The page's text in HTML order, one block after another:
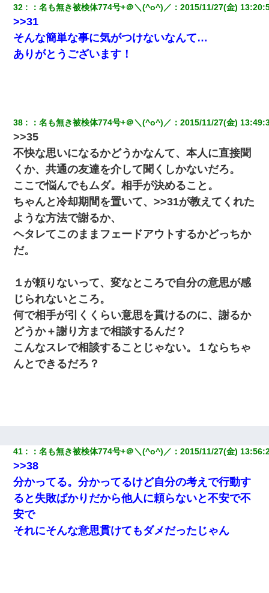
32 ：名も無き被検体774号+＠＼(^o^)／ ：2015/11/27(金)
>>31
そんな簡単な事に気がつけないなんて…
ありがとうございます！
38 ：名も無き被検体774号+＠＼(^o^)／ ：2015/11/27(金)
>>35
不快な思いになるかどうかなんて、本人に直接聞
くか、共通の友達を介して聞くしかないだろ。
ここで悩んでもムダ。相手が決めること。
ちゃんと冷却期間を置いて、>>31が教えてくれた
ような方法で謝るか、
ヘタレてこのままフェードアウトするかどっちか
だ。
１が頼りないって、変なところで自分の意思が感
じられないところ。
何で相手が引くくらい意思を貫けるのに、謝るか
どうか＋謝り方まで相談するんだ？
こんなスレで相談することじゃない。１ならちゃ
んとできるだろ？
41 ：名も無き被検体774号+＠＼(^o^)／ ：2015/11/27(金)
>>38
分かってる。分かってるけど自分の考えで行動す
ると失敗ばかりだから他人に頼らないと不安で不
安で
それにそんな意思貫けてもダメだったじゃん